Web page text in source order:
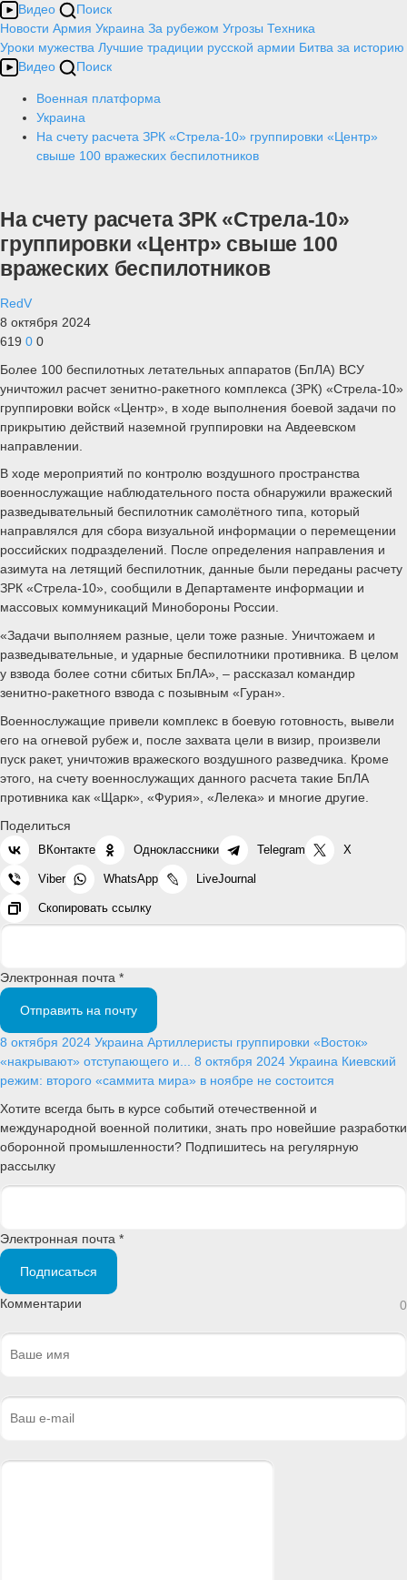
Видео
Поиск
Новости Армия Украина За рубежом Угрозы Техника
Уроки мужества Лучшие традиции русской армии Битва за историю
Видео
Поиск
Военная платформа
Украина
На счету расчета ЗРК «Стрела-10» группировки «Центр»
свыше 100 вражеских беспилотников
На счету расчета ЗРК «Стрела-10»
группировки «Центр» свыше 100
вражеских беспилотников
RedV
8 октября 2024
619 0 0
Более 100 беспилотных летательных аппаратов (БпЛА) ВСУ
уничтожил расчет зенитно-ракетного комплекса (ЗРК) «Стрела-10»
группировки войск «Центр», в ходе выполнения боевой задачи по
прикрытию действий наземной группировки на Авдеевском
направлении.
В ходе мероприятий по контролю воздушного пространства
военнослужащие наблюдательного поста обнаружили вражеский
разведывательный беспилотник самолётного типа, который
направлялся для сбора визуальной информации о перемещении
российских подразделений. После определения направления и
азимута на летящий беспилотник, данные были переданы расчету
ЗРК «Стрела-10», сообщили в Департаменте информации и
массовых коммуникаций Минобороны России.
«Задачи выполняем разные, цели тоже разные. Уничтожаем и
разведывательные, и ударные беспилотники противника. В целом
у взвода более сотни сбитых БпЛА», – рассказал командир
зенитно-ракетного взвода с позывным «Гуран».
Военнослужащие привели комплекс в боевую готовность, вывели
его на огневой рубеж и, после захвата цели в визир, произвели
пуск ракет, уничтожив вражеского воздушного разведчика. Кроме
этого, на счету военнослужащих данного расчета такие БпЛА
противника как «Щарк», «Фурия», «Лелека» и многие другие.
Поделиться
ВКонтакте Одноклассники Telegram X
Viber WhatsApp LiveJournal
Скопировать ссылку
Электронная почта *
Отправить на почту
8 октября 2024 Украина Артиллеристы группировки «Восток»
«накрывают» отступающего и... 8 октября 2024 Украина Киевский
режим: второго «саммита мира» в ноябре не состоится
Хотите всегда быть в курсе событий отечественной и
международной военной политики, знать про новейшие разработки
оборонной промышленности? Подпишитесь на регулярную
рассылку
Электронная почта *
Подписаться
Комментарии 0